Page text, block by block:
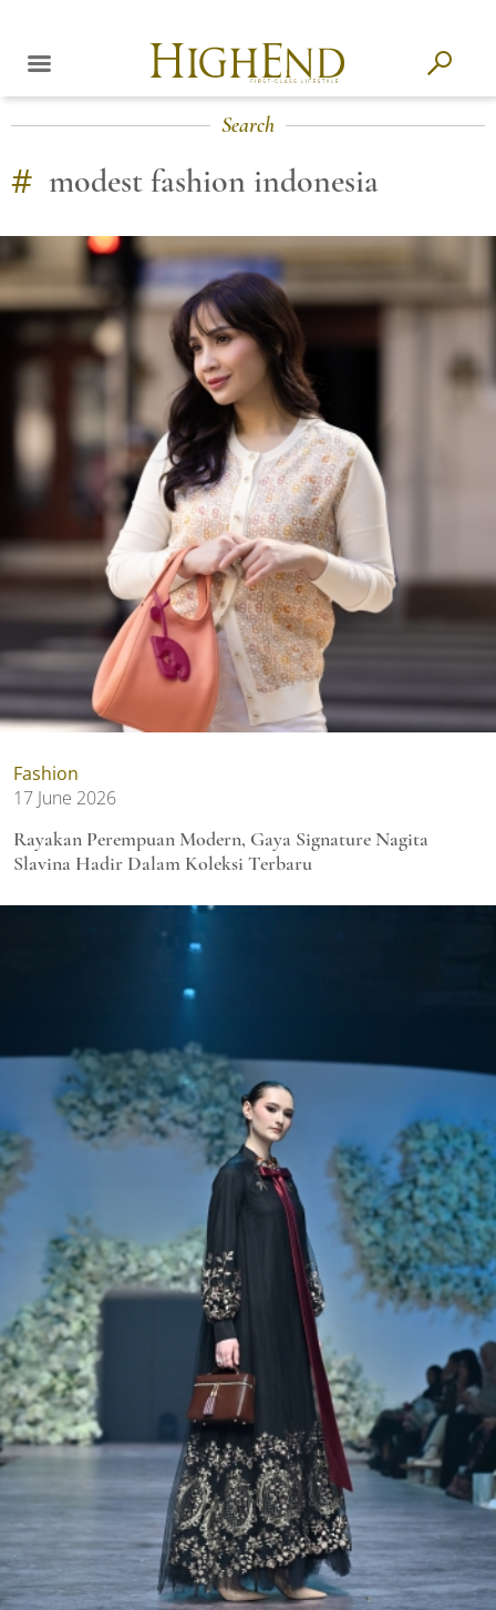
Search
# modest fashion indonesia
Fashion
17 June 2026
Rayakan Perempuan Modern, Gaya Signature Nagita
Slavina Hadir Dalam Koleksi Terbaru